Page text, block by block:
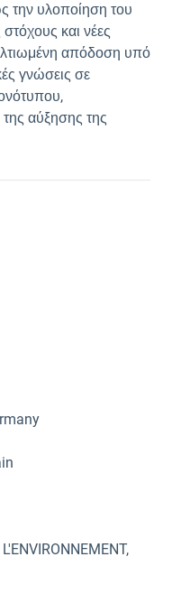
την υλοποίηση του
και νέες
απόδοση υπό
γνώσεις σε
της αύξησης της